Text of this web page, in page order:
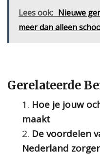
Lees ook: Nieuwe
meer dan alleen
Gerelateerde
Hoe je jouw
maakt
De voordelen
Nederland